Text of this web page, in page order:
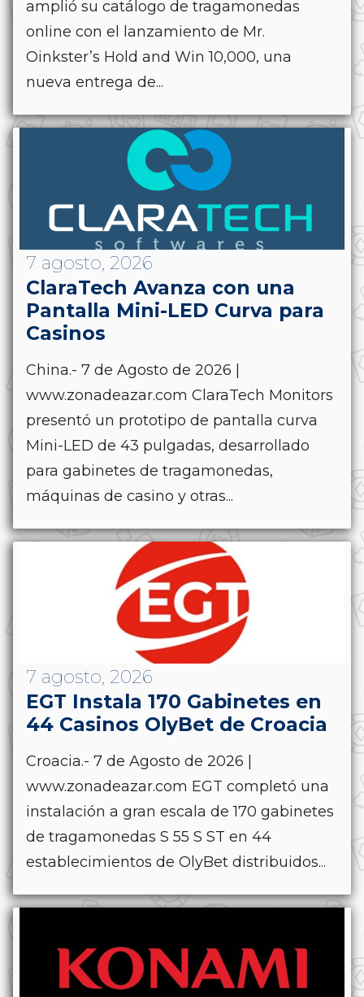
amplió su catálogo de tragamonedas
online con el lanzamiento de Mr.
Oinkster’s Hold and Win 10,000, una
nueva entrega de...
7 agosto, 2026
ClaraTech Avanza con una
Pantalla Mini-LED Curva para
Casinos
China.- 7 de Agosto de 2026 |
www.zonadeazar.com ClaraTech Monitors
presentó un prototipo de pantalla curva
Mini-LED de 43 pulgadas, desarrollado
para gabinetes de tragamonedas,
máquinas de casino y otras...
7 agosto, 2026
EGT Instala 170 Gabinetes en
44 Casinos OlyBet de Croacia
Croacia.- 7 de Agosto de 2026 |
www.zonadeazar.com EGT completó una
instalación a gran escala de 170 gabinetes
de tragamonedas S 55 S ST en 44
establecimientos de OlyBet distribuidos...